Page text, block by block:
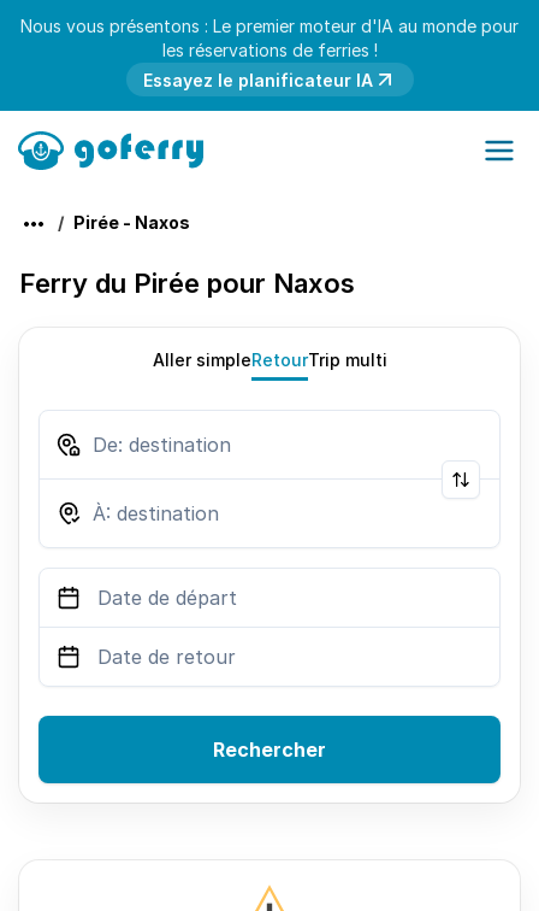
Nous vous présentons : Le premier moteur d'IA au monde pour
les réservations de ferries !
Essayez le planificateur IA
Pirée - Naxos
Ferry du Pirée pour Naxos
Aller simpleRetourTrip multi
Rechercher